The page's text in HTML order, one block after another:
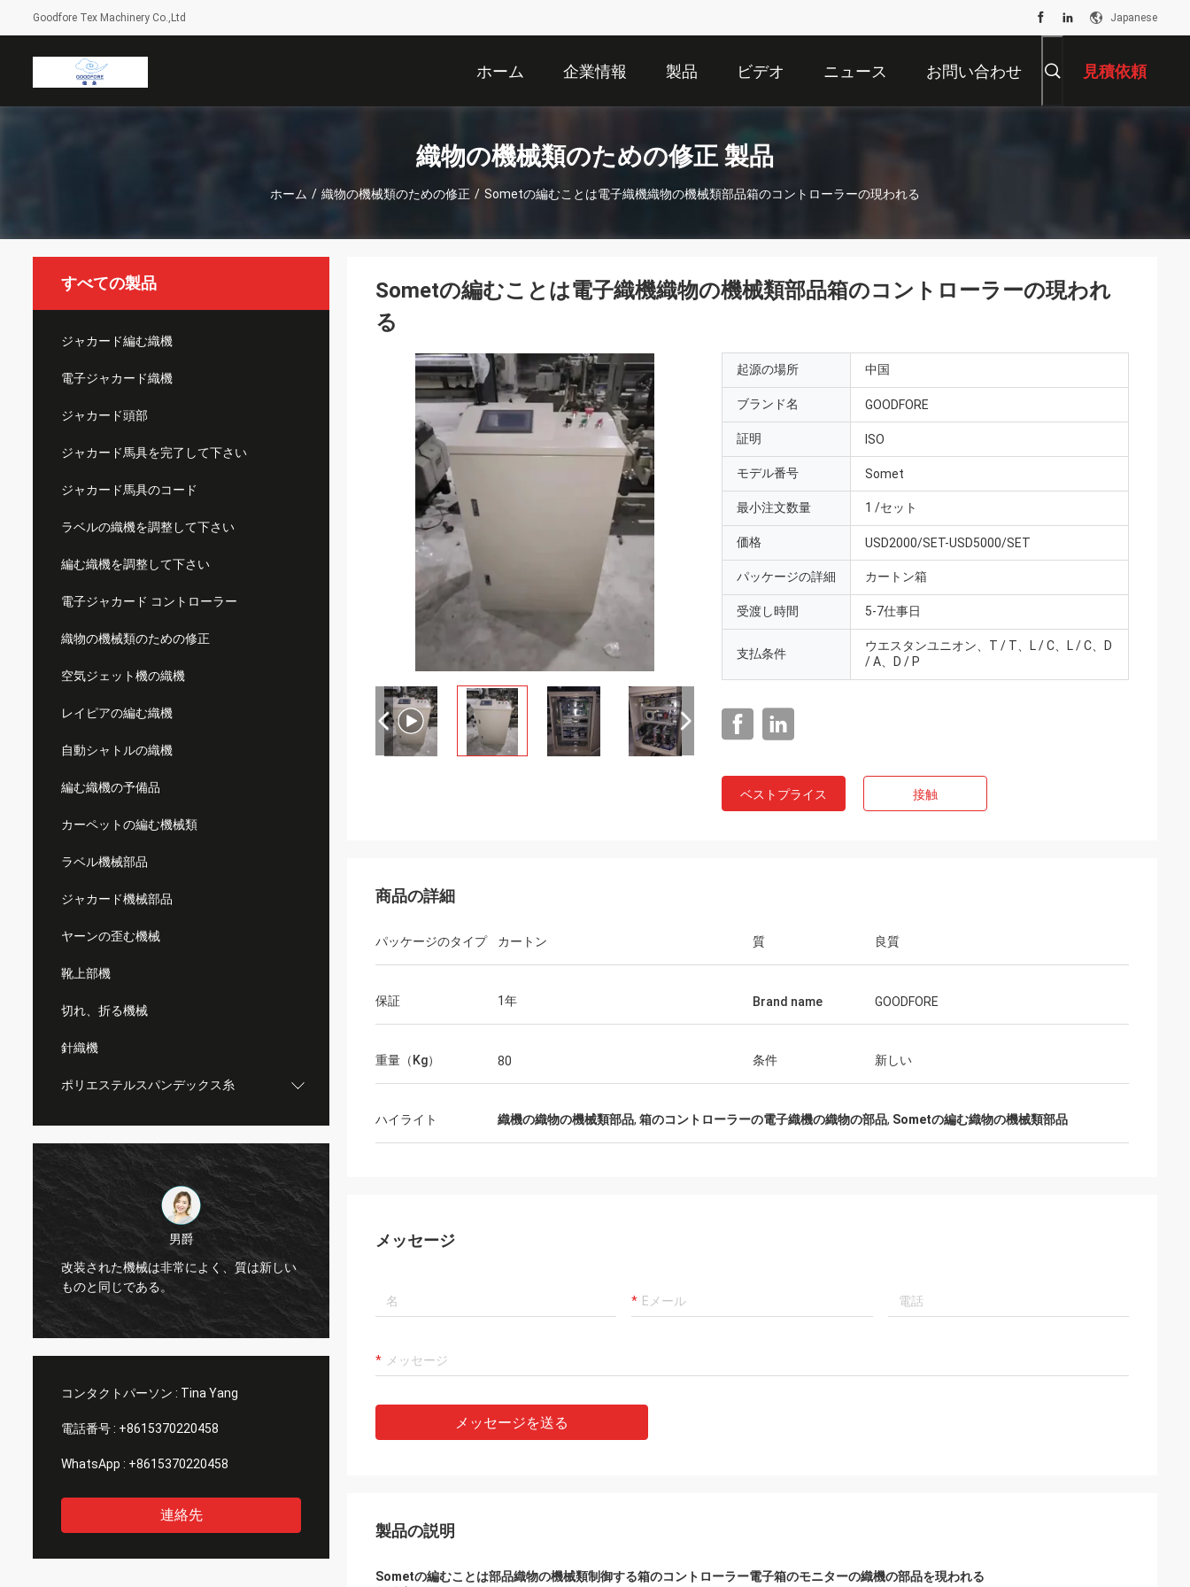
Goodfore Tex Machinery Co.,Ltd Japanese
ホーム 企業情報 製品 ビデオ ニュース お問い合わせ 見積依頼
織物の機械類のための修正 製品
ホーム / 織物の機械類のための修正 / Sometの編むことは電子織機織物の機械類部品箱のコントローラーの現われる
すべての製品
ジャカード編む織機
電子ジャカード織機
ジャカード頭部
ジャカード馬具を完了して下さい
ジャカード馬具のコード
ラベルの織機を調整して下さい
編む織機を調整して下さい
電子ジャカード コントローラー
織物の機械類のための修正
空気ジェット機の織機
レイピアの編む織機
自動シャトルの織機
編む織機の予備品
カーペットの編む機械類
ラベル機械部品
ジャカード機械部品
ヤーンの歪む機械
靴上部機
切れ、折る機械
針織機
ポリエステルスパンデックス糸
デニス
ジャカード機械の質は非常によく、友人に
推薦された。
コンタクトパーソン : Tina Yang
電話番号 : +8615370220458
WhatsApp : +8615370220458
連絡先
Sometの編むことは電子織機織物の機械類部品箱のコントローラーの現われ
る
起源の場所 中国
ブランド名 GOODFORE
証明 ISO
モデル番号 Somet
最小注文数量 1 /セット
価格 USD2000/SET-USD5000/SET
パッケージの詳細 カートン箱
受渡し時間 5-7仕事日
支払条件
ウエスタンユニオン、T / T、L / C、L / C、D
/ A、D / P
ベストプライス 接触
商品の詳細
パッケージのタイプ カートン 質 良質
保証 1年 Brand name GOODFORE
重量（Kg） 80 条件 新しい
ハイライト 織機の織物の機械類部品, 箱のコントローラーの電子織機の織物の部品, Sometの編む織物の機械類部品
メッセージ
メッセージを送る
製品の説明
Sometの編むことは部品織物の機械類制御する箱のコントローラー電子箱のモニターの織機の部品を現われる